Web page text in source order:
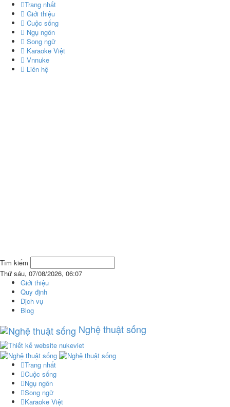
Trang nhất
Giới thiệu
Cuộc sống
Ngụ ngôn
Song ngữ
Karaoke Việt
Vnnuke
Liên hệ
Tìm kiếm
Thứ sáu, 07/08/2026, 06:07
Giới thiệu
Quy định
Dịch vụ
Blog
Nghệ thuật sống
Trang nhất
Cuộc sống
Ngụ ngôn
Song ngữ
Karaoke Việt